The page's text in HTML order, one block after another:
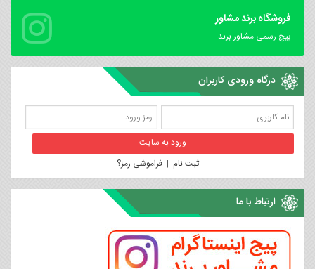
فروشگاه برند مشاور
پیچ رسمی مشاور برند
درگاه ورودی کاربران
ثبت نام |فراموشی رمز؟
ارتباط با ما